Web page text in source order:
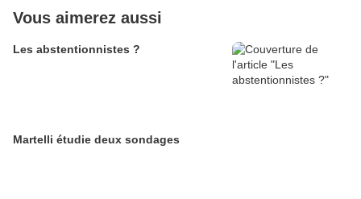
Vous aimerez aussi
Les abstentionnistes ?
Martelli étudie deux sondages